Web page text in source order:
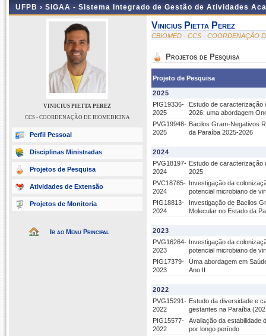
UFPB › SIGAA - Sistema Integrado de Gestão de Atividades
VINICIUS PIETTA PEREZ
CCS - COORDENAÇÃO DE BIOMEDICINA
Perfil Pessoal
Disciplinas Ministradas
Projetos de Pesquisa
Atividades de Extensão
Projetos de Monitoria
Ir ao Menu Principal
Vinicius Pietta Perez
CBIOMED - CCS - COORDENAÇÃO
Projetos de Pesquisa
Projeto de Pesquisa
2025
PIG19336-
2025
Estudo de caracterização
2026: uma abordagem
PVG19948-
2025
Bacilos Gram-Negativos
da Paraíba 2025-2026
2024
PVG18197-
2024
Estudo de caracterização
2025
PVC18785-
2024
Investigação da
potencial microbiano de
PIG18813-
2024
Investigação de Bacilos
Molecular no Estado da
2023
PVG16264-
2023
Investigação da
potencial microbiano de
PIG17379-
2023
Uma abordagem em
Ano II
2022
PVG15291-
2022
Estudo da diversidade e
gestantes na Paraíba
PIG15577-
2022
Avaliação da estabilidade
por longo período